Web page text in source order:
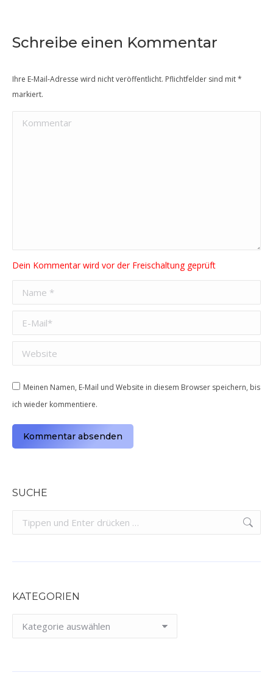
Schreibe einen Kommentar
Ihre E-Mail-Adresse wird nicht veröffentlicht. Pflichtfelder sind mit*
markiert.
Kommentar
Name *
E-Mail *
Website
Meinen Namen, E-Mail und Website in diesem Browser speichern, bis
ich wieder kommentiere.
Kommentar absenden
SUCHE
Search:
KATEGORIEN
Kategorien